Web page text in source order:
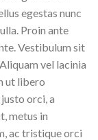
egestas nunc
Proin ante
Vestibulum sit
vel lacinia
ut libero
orci, a
metus in
ac tristique orci